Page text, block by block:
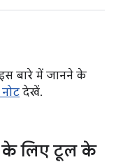
बारे में जानने के
देखें.
लिए टूल के